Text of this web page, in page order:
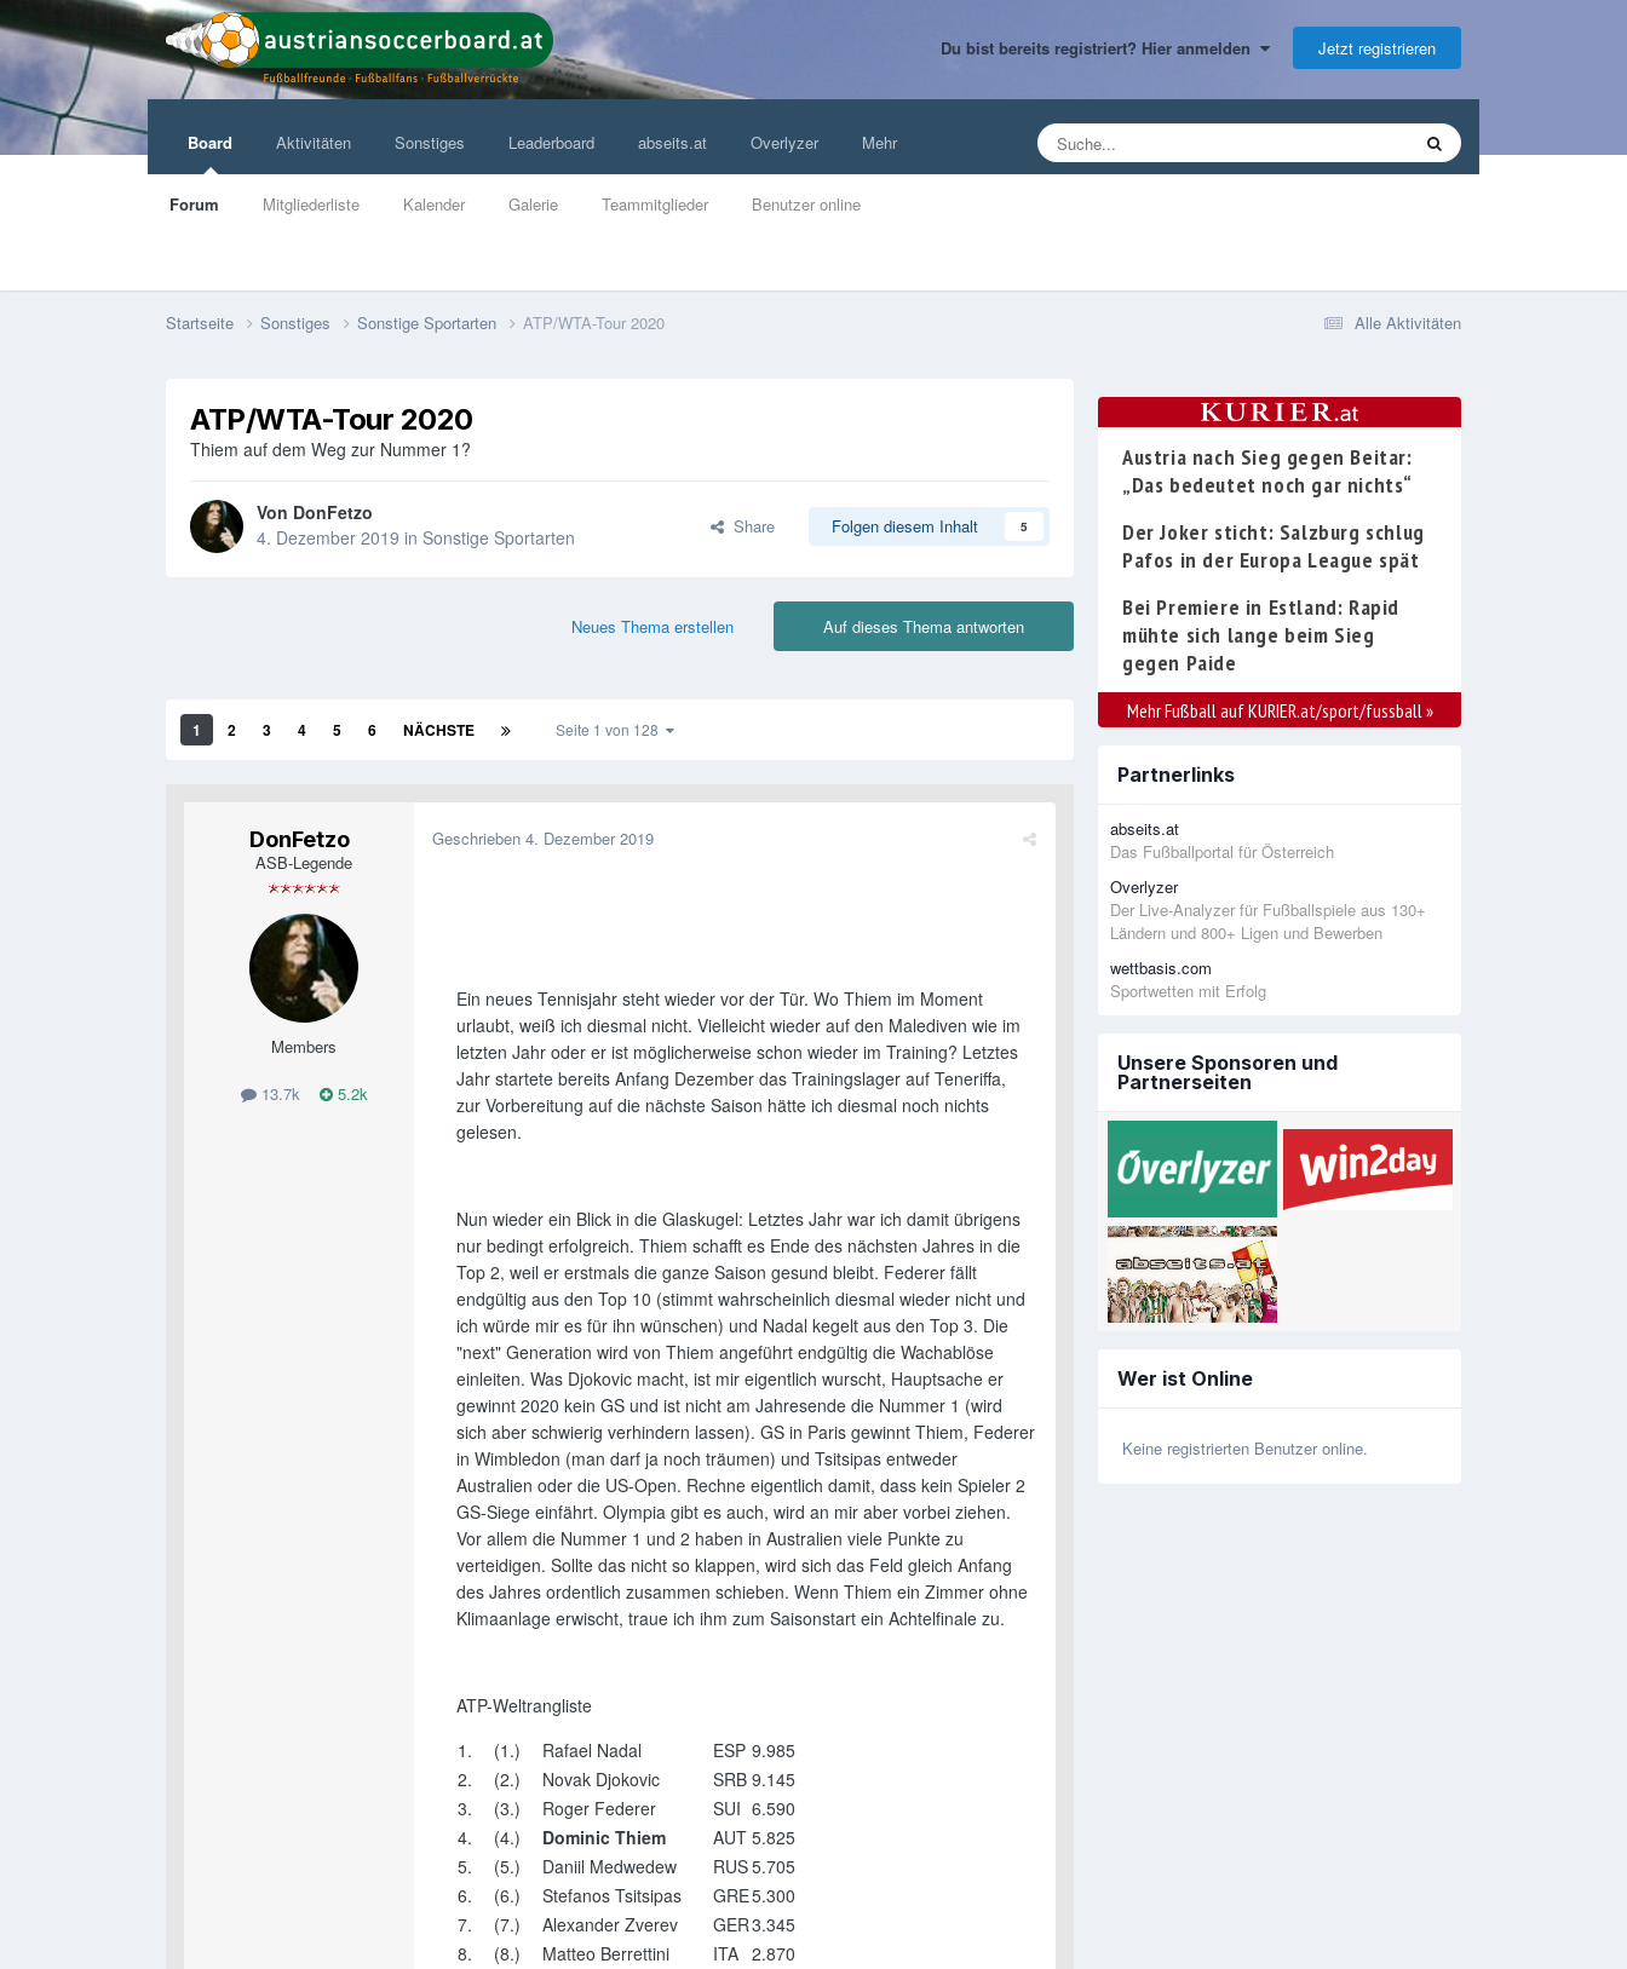
Du bist bereits registriert? Hier anmelden Jetzt registrieren
Board
Forum Mitgliederliste Kalender Galerie Teammitglieder Benutzer online
Aktivitäten Sonstiges Leaderboard abseits.at Overlyzer Mehr
Alle Aktivitäten
Startseite Sonstiges Sonstige Sportarten ATP/WTA-Tour 2020
ATP/WTA-Tour 2020
Thiem auf dem Weg zur Nummer 1?
Von DonFetzo
4. Dezember 2019 in Sonstige Sportarten Share Folgen diesem Inhalt 5
Auf dieses Thema antworten
Neues Thema erstellen
1 2 3 4 5 6 NÄCHSTE Seite 1 von 128
DonFetzo
ASB-Legende
Members
13.7k 5.2k
Geschrieben 4. Dezember 2019
Ein neues Tennisjahr steht wieder vor der Tür. Wo Thiem im Moment
urlaubt, weiß ich diesmal nicht. Vielleicht wieder auf den Malediven wie im
letzten Jahr oder er ist möglicherweise schon wieder im Training? Letztes
Jahr startete bereits Anfang Dezember das Trainingslager auf Teneriffa,
zur Vorbereitung auf die nächste Saison hätte ich diesmal noch nichts
gelesen.
Nun wieder ein Blick in die Glaskugel: Letztes Jahr war ich damit übrigens
nur bedingt erfolgreich. Thiem schafft es Ende des nächsten Jahres in die
Top 2, weil er erstmals die ganze Saison gesund bleibt. Federer fällt
endgültig aus den Top 10 (stimmt wahrscheinlich diesmal wieder nicht und
ich würde mir es für ihn wünschen) und Nadal kegelt aus den Top 3. Die
"next" Generation wird von Thiem angeführt endgültig die Wachablöse
einleiten. Was Djokovic macht, ist mir eigentlich wurscht, Hauptsache er
gewinnt 2020 kein GS und ist nicht am Jahresende die Nummer 1 (wird
sich aber schwierig verhindern lassen). GS in Paris gewinnt Thiem, Federer
in Wimbledon (man darf ja noch träumen) und Tsitsipas entweder
Australien oder die US-Open. Rechne eigentlich damit, dass kein Spieler 2
GS-Siege einfährt. Olympia gibt es auch, wird an mir aber vorbei ziehen.
Vor allem die Nummer 1 und 2 haben in Australien viele Punkte zu
verteidigen. Sollte das nicht so klappen, wird sich das Feld gleich Anfang
des Jahres ordentlich zusammen schieben. Wenn Thiem ein Zimmer ohne
Klimaanlage erwischt, traue ich ihm zum Saisonstart ein Achtelfinale zu.
ATP-Weltrangliste
1.
(1.) Rafael Nadal ESP 9.985
2.
(2.) Novak Djokovic SRB 9.145
3.
(3.) Roger Federer SUI 6.590
4.
(4.) Dominic Thiem AUT 5.825
5.
(5.) Daniil Medwedew RUS5.705
6.
(6.) Stefanos Tsitsipas GRE5.300
7.
(7.) Alexander Zverev GER3.345
8.
(8.) Matteo Berrettini ITA 2.870
Austria nach Sieg gegen Beitar:
„Das bedeutet noch gar nichts“
Der Joker sticht: Salzburg schlug
Pafos in der Europa League spät
Bei Premiere in Estland: Rapid
mühte sich lange beim Sieg
gegen Paide
Mehr Fußball auf KURIER.at/sport/fussball »
Partnerlinks
abseits.at
Das Fußballportal für Österreich
Overlyzer
Der Live-Analyzer für Fußballspiele aus 130+
Ländern und 800+ Ligen und Bewerben
wettbasis.com
Sportwetten mit Erfolg
Unsere Sponsoren und
Partnerseiten
Wer ist Online
Keine registrierten Benutzer online.